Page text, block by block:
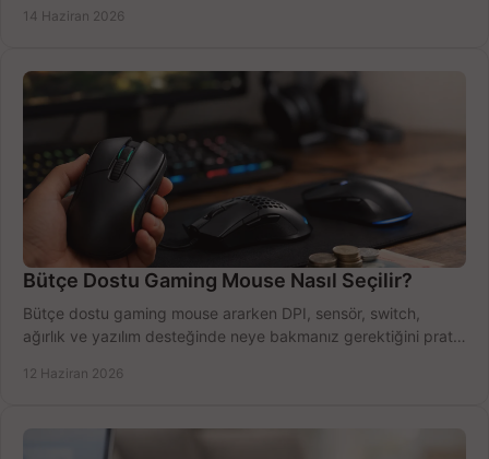
14 Haziran 2026
Bütçe Dostu Gaming Mouse Nasıl Seçilir?
Bütçe dostu gaming mouse ararken DPI, sensör, switch,
ağırlık ve yazılım desteğinde neye bakmanız gerektiğini pratik
12 Haziran 2026